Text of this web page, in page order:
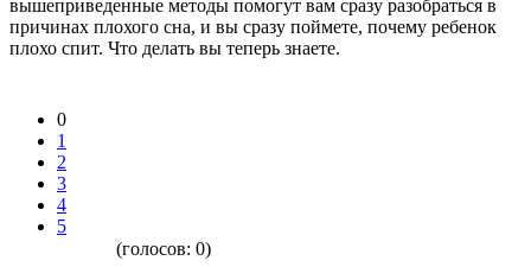
вышеприведенные методы помогут вам сразу разобраться в
причинах плохого сна, и вы сразу поймете, почему ребенок
плохо спит. Что делать вы теперь знаете.
0
1
2
3
4
5
(голосов: 0)